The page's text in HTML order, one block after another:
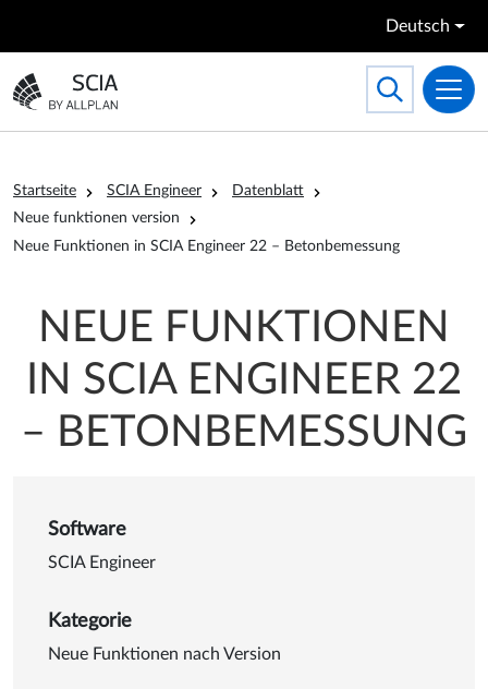
Deutsch
Zur Startseite gehen
Toggle
Search
Pfadnavigation
Startseite SCIA Engineer
Datenblatt
Neue funktionen version
Neue Funktionen in SCIA Engineer 22 – Betonbemessung
NEUE FUNKTIONEN
IN SCIA ENGINEER 22
– BETONBEMESSUNG
Software
SCIA Engineer
Kategorie
Neue Funktionen nach Version